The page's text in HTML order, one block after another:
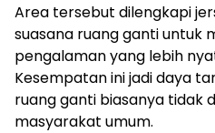
Area tersebut dilengkapi
suasana ruang ganti untuk
pengalaman yang lebih
Kesempatan ini jadi daya
ruang ganti biasanya tidak
masyarakat umum.